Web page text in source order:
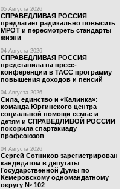
05 Августа 2026
СПРАВЕДЛИВАЯ РОССИЯ
предлагает радикально повысить
МРОТ и пересмотреть стандарты
жизни
04 Августа 2026
СПРАВЕДЛИВАЯ РОССИЯ
представила на пресс-
конференции в ТАСС программу
повышения доходов и пенсий
04 Августа 2026
Сила, единство и «Калинка»:
команда Юргинского центра
социальной помощи семье и
детям и СПРАВЕДЛИВОЙ РОССИИ
покорила спартакиаду
профсоюзов
04 Августа 2026
Сергей Сотников зарегистрирован
кандидатом в депутаты
Государственной Думы по
Кемеровскому одномандатному
округу № 102